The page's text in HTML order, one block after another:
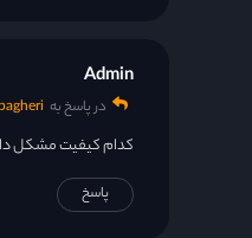
Admin
در پاسخ به
کدام کیفیت مشکل
پاسخ